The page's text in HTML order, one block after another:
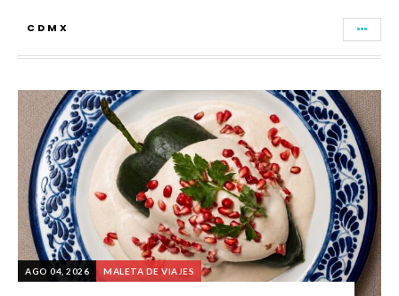
CDMX
AGO 04, 2026 MALETA DE VIAJES